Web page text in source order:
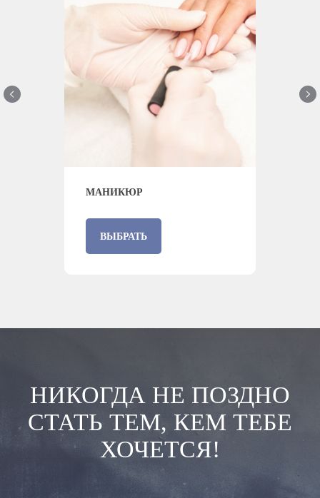
МАНИКЮР
ВЫБРАТЬ
НИКОГДА НЕ ПОЗДНО
СТАТЬ ТЕМ, КЕМ ТЕБЕ
ХОЧЕТСЯ!